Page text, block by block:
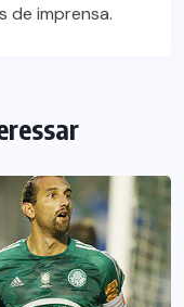
de imprensa.